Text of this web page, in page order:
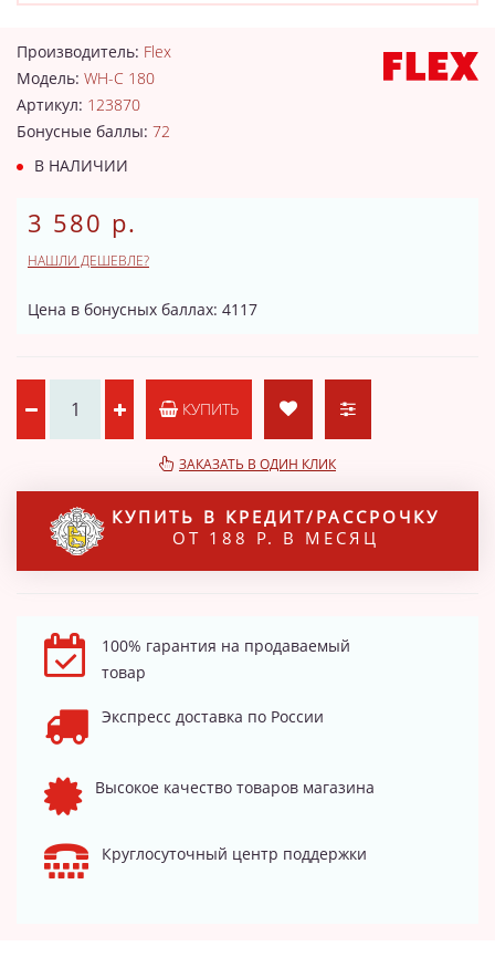
Производитель: Flex
Модель: WH-C 180
Артикул: 123870
Бонусные баллы: 72
В НАЛИЧИИ
3 580 р.
НАШЛИ ДЕШЕВЛЕ?
Цена в бонусных баллах: 4117
КУПИТЬ
ЗАКАЗАТЬ В ОДИН КЛИК
КУПИТЬ В КРЕДИТ/РАССРОЧКУ
ОТ 188 Р. В МЕСЯЦ
100% гарантия на продаваемый
товар
Экспресс доставка по России
Высокое качество товаров магазина
Круглосуточный центр поддержки